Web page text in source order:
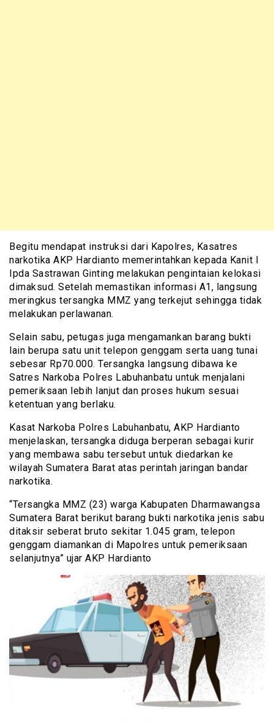
Begitu mendapat instruksi dari Kapolres, Kasatres
narkotika AKP Hardianto memerintahkan kepada Kanit I
Ipda Sastrawan Ginting melakukan pengintaian kelokasi
dimaksud. Setelah memastikan informasi A1, langsung
meringkus tersangka MMZ yang terkejut sehingga tidak
melakukan perlawanan.
Selain sabu, petugas juga mengamankan barang bukti
lain berupa satu unit telepon genggam serta uang tunai
sebesar Rp70.000. Tersangka langsung dibawa ke
Satres Narkoba Polres Labuhanbatu untuk menjalani
pemeriksaan lebih lanjut dan proses hukum sesuai
ketentuan yang berlaku.
Kasat Narkoba Polres Labuhanbatu, AKP Hardianto
menjelaskan, tersangka diduga berperan sebagai kurir
yang membawa sabu tersebut untuk diedarkan ke
wilayah Sumatera Barat atas perintah jaringan bandar
narkotika.
“Tersangka MMZ (23) warga Kabupaten Dharmawangsa
Sumatera Barat berikut barang bukti narkotika jenis sabu
ditaksir seberat bruto sekitar 1.045 gram, telepon
genggam diamankan di Mapolres untuk pemeriksaan
selanjutnya” ujar AKP Hardianto